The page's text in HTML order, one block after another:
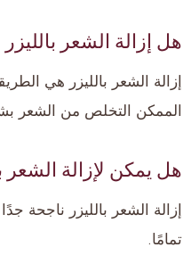
هل إزالة الشعر بالليزر
إزالة الشعر بالليزر هي
الممكن التخلص من الشعر
هل يمكن لإزالة الشعر
إزالة الشعر بالليزر
تمامًا.